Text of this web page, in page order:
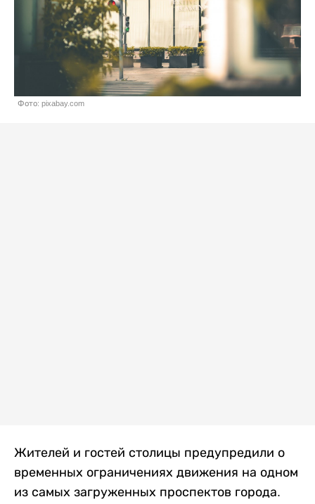
Фото: pixabay.com
Жителей и гостей столицы предупредили о
временных ограничениях движения на одном
из самых загруженных проспектов города.